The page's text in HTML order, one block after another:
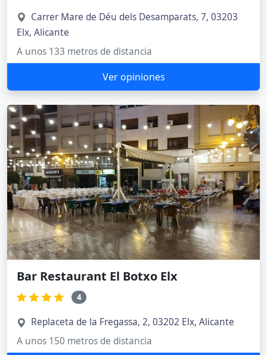
Carrer Mare de Déu dels Desamparats, 7, 03203
Elx, Alicante
A unos 133 metros de distancia
Ver opiniones
Bar Restaurant El Botxo Elx
4
Replaceta de la Fregassa, 2, 03202 Elx, Alicante
A unos 150 metros de distancia